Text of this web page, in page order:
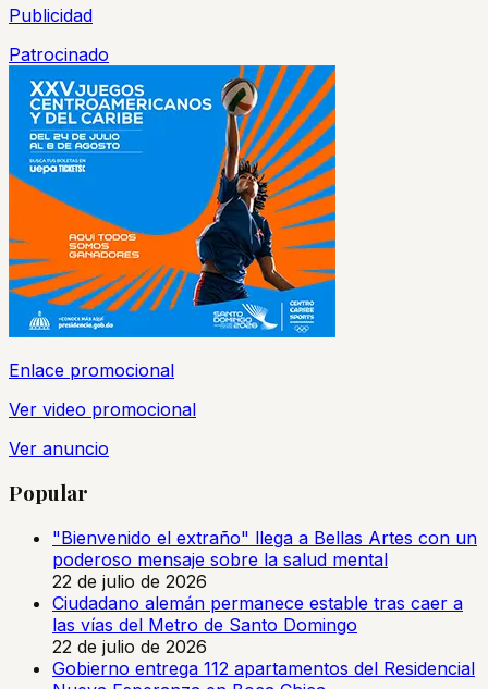
Publicidad
Patrocinado
Enlace promocional
Ver video promocional
Ver anuncio
Popular
"Bienvenido el extraño" llega a Bellas Artes con un
poderoso mensaje sobre la salud mental
22 de julio de 2026
Ciudadano alemán permanece estable tras caer a
las vías del Metro de Santo Domingo
22 de julio de 2026
Gobierno entrega 112 apartamentos del Residencial